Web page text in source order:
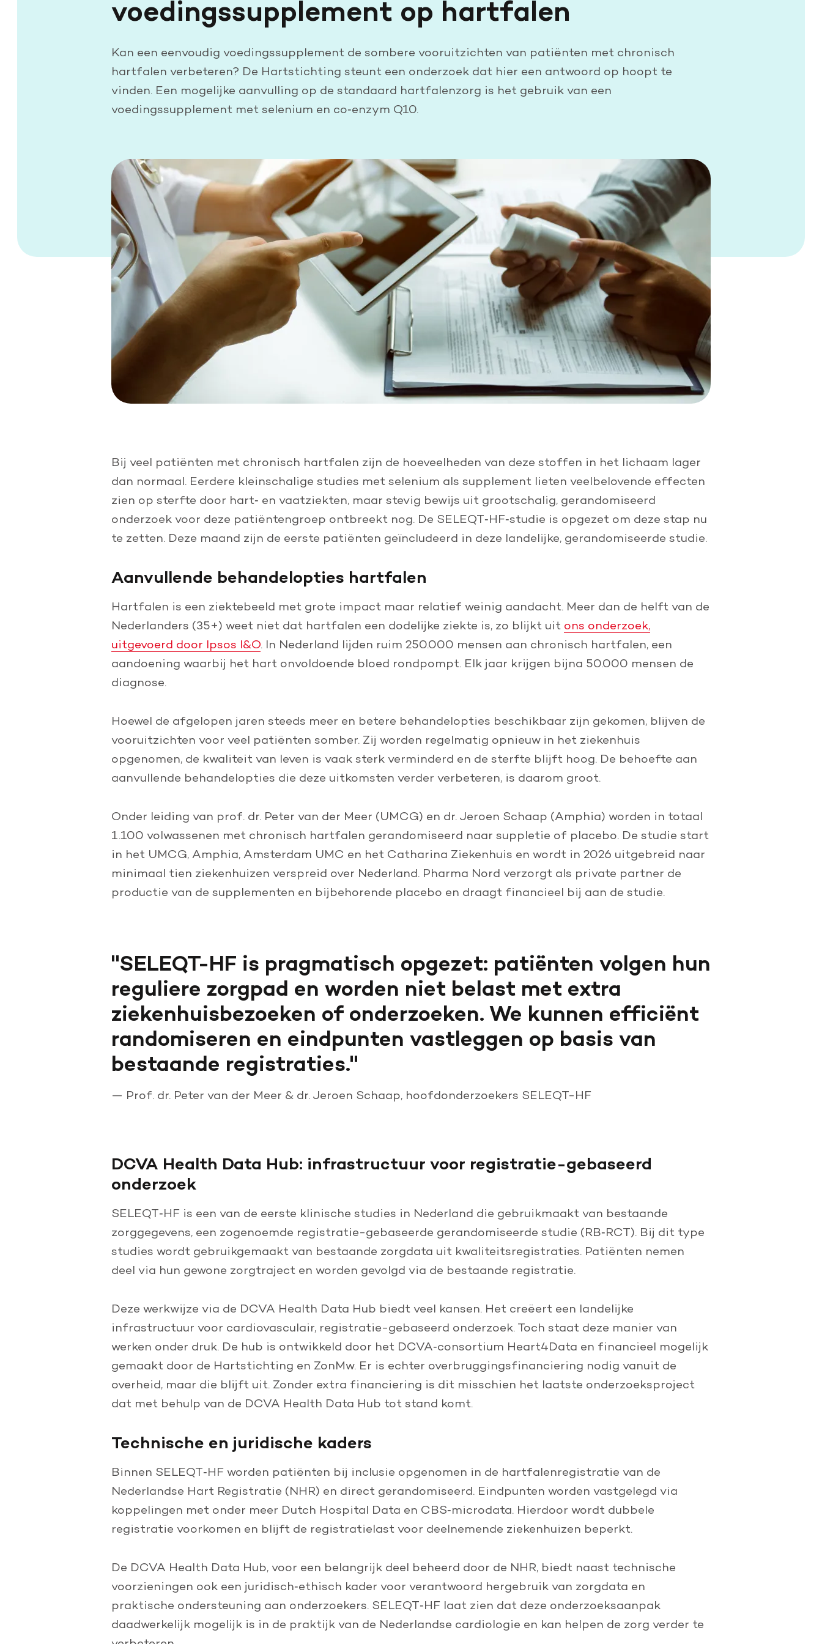
voedingssupplement op hartfalen
Kan een eenvoudig voedingssupplement de sombere vooruitzichten van patiënten met chronisch
hartfalen verbeteren? De Hartstichting steunt een onderzoek dat hier een antwoord op hoopt te
vinden. Een mogelijke aanvulling op de standaard hartfalenzorg is het gebruik van een
voedingssupplement met selenium en co‑enzym Q10.
Bij veel patiënten met chronisch hartfalen zijn de hoeveelheden van deze stoffen in het lichaam lager
dan normaal. Eerdere kleinschalige studies met selenium als supplement lieten veelbelovende effecten
zien op sterfte door hart‑ en vaatziekten, maar stevig bewijs uit grootschalig, gerandomiseerd
onderzoek voor deze patiëntengroep ontbreekt nog. De SELEQT‑HF‑studie is opgezet om deze stap nu
te zetten. Deze maand zijn de eerste patiënten geïncludeerd in deze landelijke, gerandomiseerde studie.
Aanvullende behandelopties hartfalen
Hartfalen is een ziektebeeld met grote impact maar relatief weinig aandacht. Meer dan de helft van de
Nederlanders (35+) weet niet dat hartfalen een dodelijke ziekte is, zo blijkt uit ons onderzoek,
uitgevoerd door Ipsos I&O. In Nederland lijden ruim 250.000 mensen aan chronisch hartfalen, een
aandoening waarbij het hart onvoldoende bloed rondpompt. Elk jaar krijgen bijna 50.000 mensen de
diagnose.
Hoewel de afgelopen jaren steeds meer en betere behandelopties beschikbaar zijn gekomen, blijven de
vooruitzichten voor veel patiënten somber. Zij worden regelmatig opnieuw in het ziekenhuis
opgenomen, de kwaliteit van leven is vaak sterk verminderd en de sterfte blijft hoog. De behoefte aan
aanvullende behandelopties die deze uitkomsten verder verbeteren, is daarom groot.
Onder leiding van prof. dr. Peter van der Meer (UMCG) en dr. Jeroen Schaap (Amphia) worden in totaal
1.100 volwassenen met chronisch hartfalen gerandomiseerd naar suppletie of placebo. De studie start
in het UMCG, Amphia, Amsterdam UMC en het Catharina Ziekenhuis en wordt in 2026 uitgebreid naar
minimaal tien ziekenhuizen verspreid over Nederland. Pharma Nord verzorgt als private partner de
productie van de supplementen en bijbehorende placebo en draagt financieel bij aan de studie.
SELEQT-HF is pragmatisch opgezet: patiënten volgen hun
reguliere zorgpad en worden niet belast met extra
ziekenhuisbezoeken of onderzoeken. We kunnen efficiënt
randomiseren en eindpunten vastleggen op basis van
bestaande registraties.
— Prof. dr. Peter van der Meer & dr. Jeroen Schaap, hoofdonderzoekers SELEQT-HF
DCVA Health Data Hub: infrastructuur voor registratie-gebaseerd
onderzoek
SELEQT‑HF is een van de eerste klinische studies in Nederland die gebruikmaakt van bestaande
zorggegevens, een zogenoemde registratie-gebaseerde gerandomiseerde studie (RB‑RCT). Bij dit type
studies wordt gebruikgemaakt van bestaande zorgdata uit kwaliteitsregistraties. Patiënten nemen
deel via hun gewone zorgtraject en worden gevolgd via de bestaande registratie.
Deze werkwijze via de DCVA Health Data Hub biedt veel kansen. Het creëert een landelijke
infrastructuur voor cardiovasculair, registratie-gebaseerd onderzoek. Toch staat deze manier van
werken onder druk. De hub is ontwikkeld door het DCVA‑consortium Heart4Data en financieel mogelijk
gemaakt door de Hartstichting en ZonMw. Er is echter overbruggingsfinanciering nodig vanuit de
overheid, maar die blijft uit. Zonder extra financiering is dit misschien het laatste onderzoeksproject
dat met behulp van de DCVA Health Data Hub tot stand komt.
Technische en juridische kaders
Binnen SELEQT‑HF worden patiënten bij inclusie opgenomen in de hartfalenregistratie van de
Nederlandse Hart Registratie (NHR) en direct gerandomiseerd. Eindpunten worden vastgelegd via
koppelingen met onder meer Dutch Hospital Data en CBS‑microdata. Hierdoor wordt dubbele
registratie voorkomen en blijft de registratielast voor deelnemende ziekenhuizen beperkt.
De DCVA Health Data Hub, voor een belangrijk deel beheerd door de NHR, biedt naast technische
voorzieningen ook een juridisch‑ethisch kader voor verantwoord hergebruik van zorgdata en
praktische ondersteuning aan onderzoekers. SELEQT‑HF laat zien dat deze onderzoeksaanpak
daadwerkelijk mogelijk is in de praktijk van de Nederlandse cardiologie en kan helpen de zorg verder te